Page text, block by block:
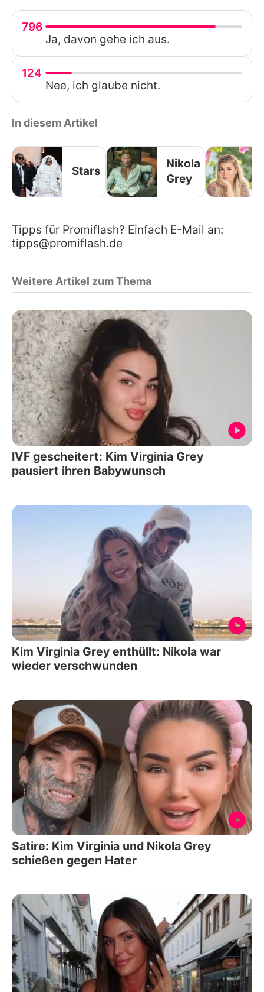
796
Ja, davon gehe ich aus.
124
Nee, ich glaube nicht.
In diesem Artikel
Stars
Nikola
Grey
Tipps für Promiflash? Einfach E-Mail an:
tipps@promiflash.de
Weitere Artikel zum Thema
IVF gescheitert: Kim Virginia Grey
pausiert ihren Babywunsch
Kim Virginia Grey enthüllt: Nikola war
wieder verschwunden
Satire: Kim Virginia und Nikola Grey
schießen gegen Hater